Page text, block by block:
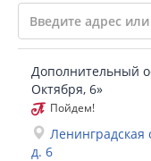
Дополнительный
Октября, 6»
Пойдем!
Ленинградская
д. 6